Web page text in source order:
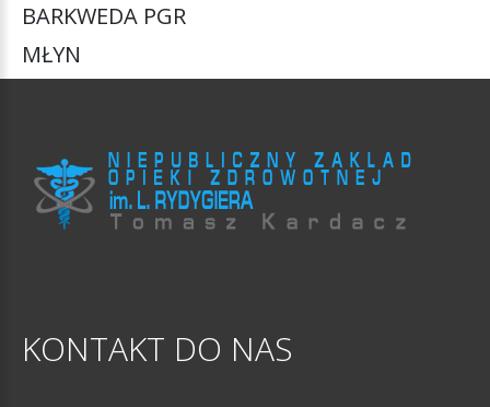
BARKWEDA PGR
MŁYN
KONTAKT DO NAS